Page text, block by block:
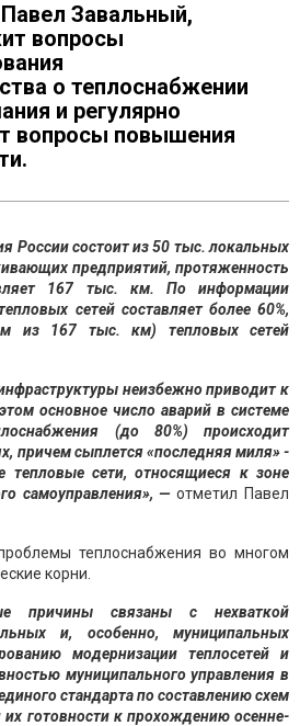
Завальный,
вопросы
о теплоснабжении
и регулярно
вопросы повышения
России состоит из 50 тыс. локальных
предприятий, протяженность
167 тыс. км. По информации
сетей составляет более 60%,
из 167 тыс. км) тепловых сетей
неизбежно приводит к
основное число аварий в системе
(до 80%) происходит
причем сыплется «последняя миля» -
тепловые сети, относящиеся к зоне
самоуправления», —отметил Павел
теплоснабжения во многом
корни.
причины связаны с нехваткой
и, особенно, муниципальных
модернизации теплосетей и
муниципального управления в
стандарта по составлению схем
готовности к прохождению осенне-